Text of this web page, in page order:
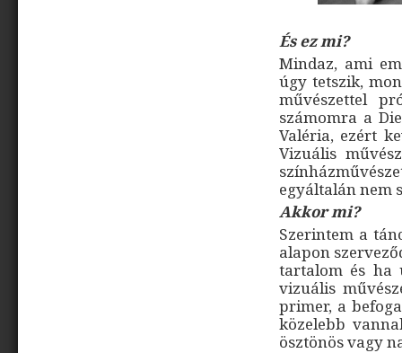
És ez mi?
Mindaz, ami
úgy tetszik,
művészettel
számomra a
Valéria, ezért
Vizuális
egyáltalán nem
Akkor mi?
Szerintem a
alapon
tartalom és ha
vizuális
primer, a
közelebb
ösztönös vagy